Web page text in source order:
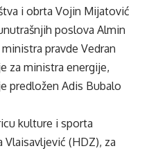
i obrta Vojin Mijatović
poslova Almin
pravde Vedran
za ministra energije,
predložen Adis Bubalo
kulture i sporta
Vlaisavljević (HDZ), za